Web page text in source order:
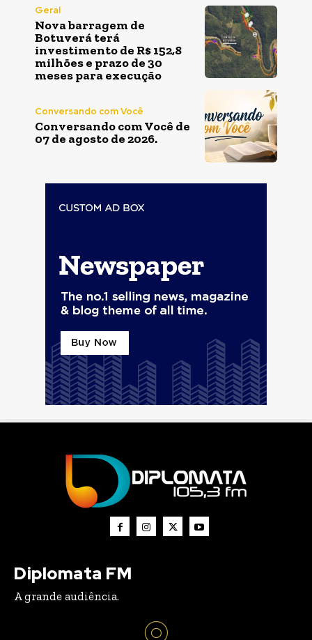
Geral
Nova barragem de
Botuverá terá
investimento de R$ 152,8
milhões e prazo de 30
meses para execução
Conversando com Você
Conversando com Você de
07 de agosto de 2026.
Diplomata FM
A grande audiência.